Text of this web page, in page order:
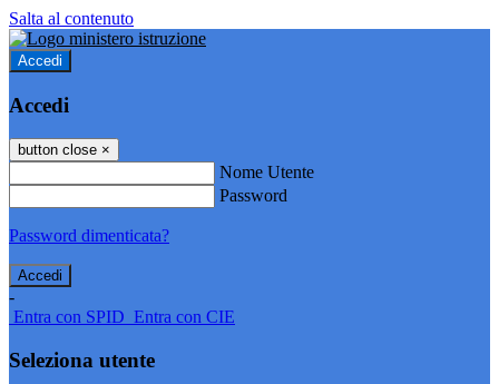
Salta al contenuto
Accedi
Accedi
button close ×
Nome Utente
Password
Password dimenticata?
-
Entra con SPID Entra con CIE
Seleziona utente